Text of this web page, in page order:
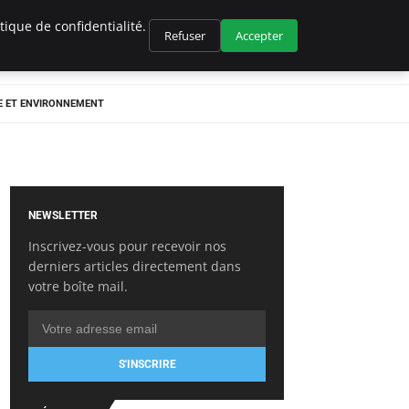
ET ENVIRONNEMENT
NEWSLETTER
Inscrivez-vous pour recevoir nos
derniers articles directement dans
votre boîte mail.
S'INSCRIRE
de confidentialité.
Refuser Accepter